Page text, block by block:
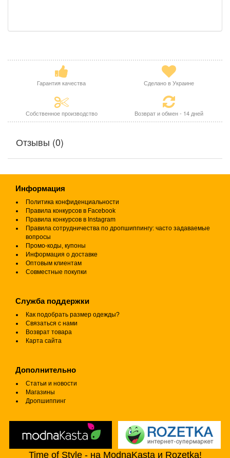
Гарантия качества Сделано в Украине
Собственное производство Возврат и обмен - 14 дней
Отзывы (0)
Информация
Политика конфиденциальности
Правила конкурсов в Facebook
Правила конкурсов в Instagram
Правила сотрудничества по дропшиппингу: часто задаваемые
вопросы
Промо-коды, купоны
Информация о доставке
Оптовым клиентам
Совместные покупки
Служба поддержки
Как подобрать размер одежды?
Связаться с нами
Возврат товара
Карта сайта
Дополнительно
Статьи и новости
Магазины
Дропшиппинг
Time of Style - на ModnaKasta и Rozetka!